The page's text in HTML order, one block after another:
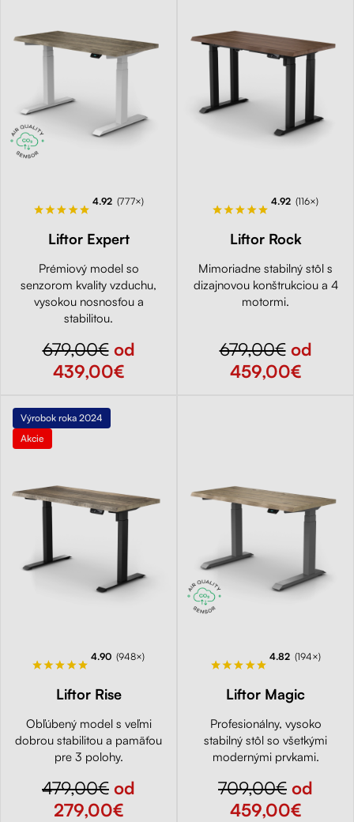
4.92 (777×)
Liftor Expert
Prémiový model so
senzorom kvality vzduchu,
vysokou nosnosťou a
stabilitou.
679,00€od
439,00€
4.92 (116×)
Liftor Rock
Mimoriadne stabilný stôl s
dizajnovou konštrukciou a 4
motormi.
679,00€od
459,00€
Výrobok roka 2024
Akcie
4.90 (948×)
Liftor Rise
Obľúbený model s veľmi
dobrou stabilitou a pamäťou
pre 3 polohy.
479,00€ od
279,00€
4.82 (194×)
Liftor Magic
Profesionálny, vysoko
stabilný stôl so všetkými
modernými prvkami.
709,00€ od
459,00€